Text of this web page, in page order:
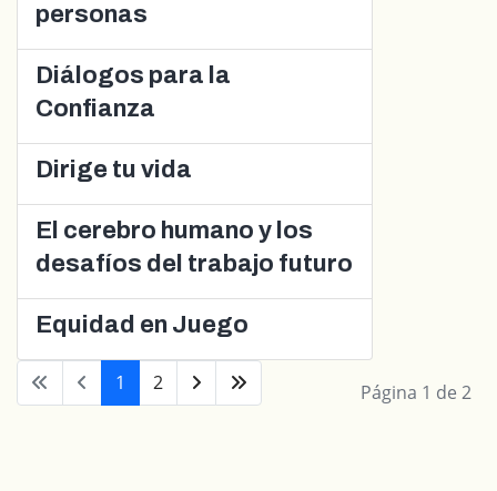
personas
Diálogos para la
Confianza
Dirige tu vida
El cerebro humano y los
desafíos del trabajo futuro
Equidad en Juego
Página 1 de 2
1 2